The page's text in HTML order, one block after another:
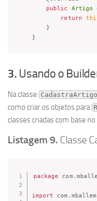
public
Artigo
return
}
}
3. Usando o
Na classe CadastraArtigo
como criar os objetos para
classes criadas com base
Listagem 9. Classe
package com .
import com . mballem